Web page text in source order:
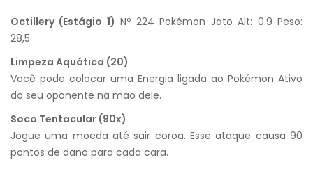
Octillery (Estágio 1) Nº 224 Pokémon Jato Alt: 0.9 Peso:
28,5
Limpeza Aquática (20)
Você pode colocar uma Energia ligada ao Pokémon Ativo
do seu oponente na mão dele.
Soco Tentacular (90x)
Jogue uma moeda até sair coroa. Esse ataque causa 90
pontos de dano para cada cara.